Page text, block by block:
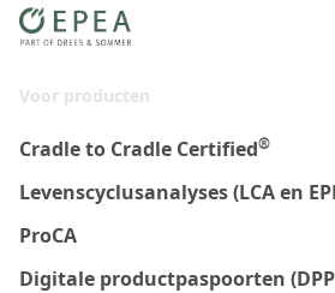
Voor producten
Cradle to Cradle Certified®
Levenscyclusanalyses (LCA en
ProCA
Digitale productpaspoorten